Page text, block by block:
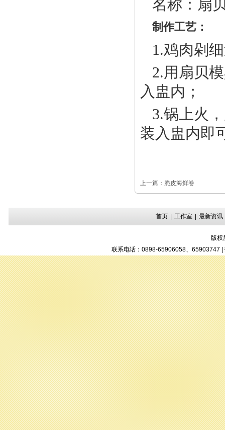
名称：扇
制作工艺：
1.鸡肉剁
2.用扇贝
入盅内；
3.锅上火
装入盅内即
上一篇： 脆皮海鲜卷
首页 工作室 最新资讯
版权
联系电话：0898-65906058、65903747